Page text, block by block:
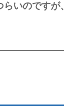
らいのですが